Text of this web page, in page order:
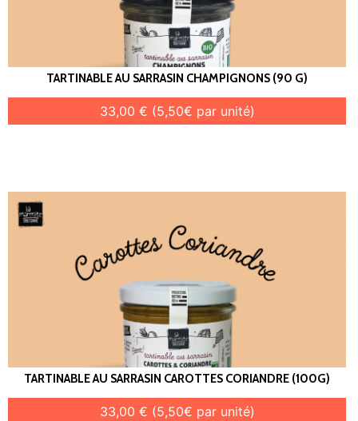
TARTINABLE AU SARRASIN CHAMPIGNONS (90 G)
33,00 € (5,50€ par unité)
TARTINABLE AU SARRASIN CAROTTES CORIANDRE (100G)
33,00 € (5,50€ par unité)